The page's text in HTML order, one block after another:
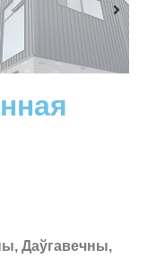
Даўгавечны,